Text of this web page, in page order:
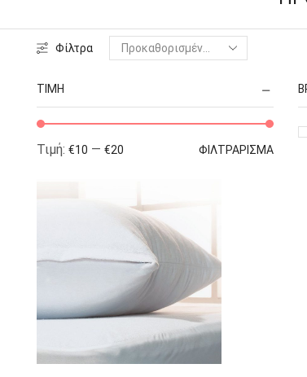
Φίλτρα
ΤΙΜΉ
ΦΙΛΤΡΆΡΙΣΜΑ
Τιμή: €10 — €20